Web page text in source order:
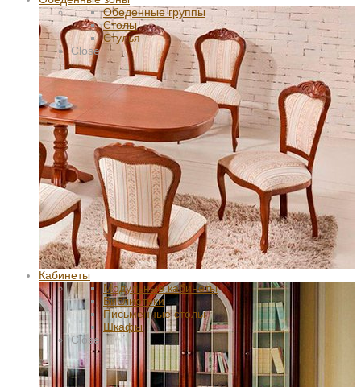
Обеденные группы
Столы
Стулья
Close
Кабинеты
Модульные кабинеты
Библиотеки
Письменные столы
Шкафы
Close